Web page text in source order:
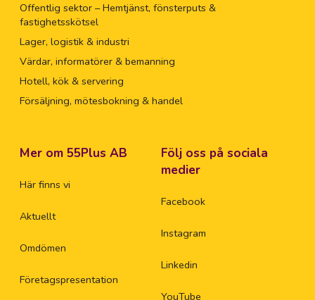
Offentlig sektor – Hemtjänst, fönsterputs &
fastighetsskötsel
Lager, logistik & industri
Värdar, informatörer & bemanning
Hotell, kök & servering
Försäljning, mötesbokning & handel
Mer om 55Plus AB
Här finns vi
Aktuellt
Omdömen
Företagspresentation
Följ oss på sociala
medier
Facebook
Instagram
Linkedin
YouTube